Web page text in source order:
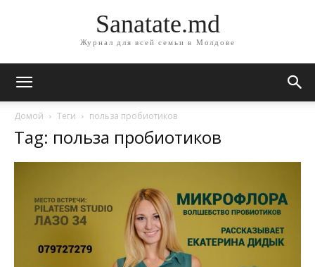
Sanatate.md
Журнал для всей семьи в Молдове
Домой Теги польза пробиотиков
Tag: польза пробиотиков